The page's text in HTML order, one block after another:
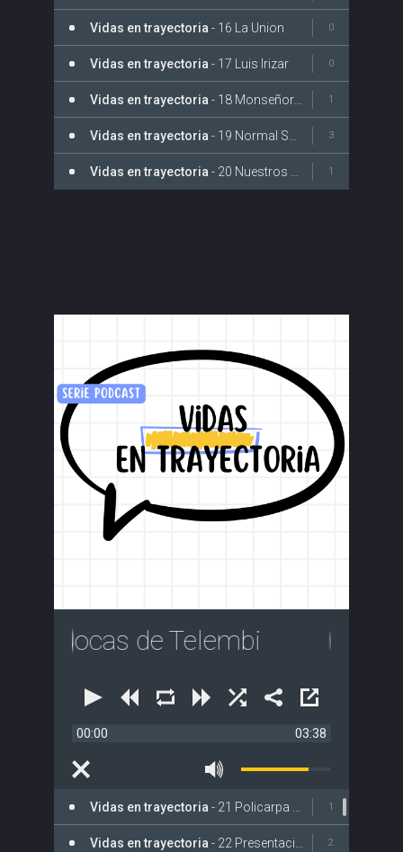
Vidas en trayectoria- 16 La Union 0
Vidas en trayectoria- 17 Luis Irizar 0
Vidas en trayectoria- 18 Monseñor Diaz Plata 1
Vidas en trayectoria- 19 Normal Superior 3
Vidas en trayectoria- 20 Nuestros Esfuerzos 1
Bocas de Telembi
00:00 03:38
Vidas en trayectoria- 21 Policarpa Bocas de Telembi 1
Vidas en trayectoria- 22 Presentacion 2